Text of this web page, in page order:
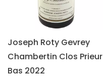
Joseph Roty Gevrey
Chambertin Clos Prieur
Bas 2022